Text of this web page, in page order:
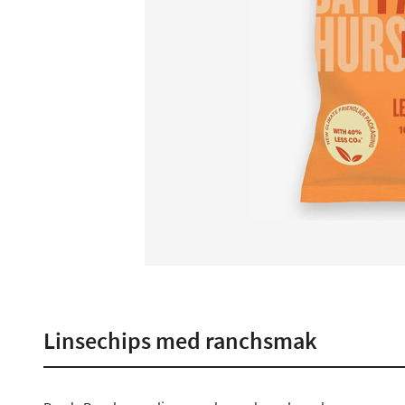
Linsechips med ranchsmak